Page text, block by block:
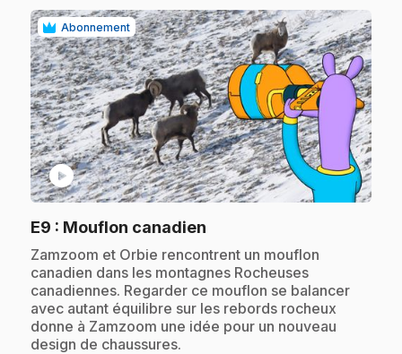
Abonnement
play_circle
E9 : Mouflon canadien
.Zamzoom et Orbie rencontrent un mouflon
canadien dans les montagnes Rocheuses
canadiennes. Regarder ce mouflon se balancer
avec autant équilibre sur les rebords rocheux
donne à Zamzoom une idée pour un nouveau
design de chaussures.